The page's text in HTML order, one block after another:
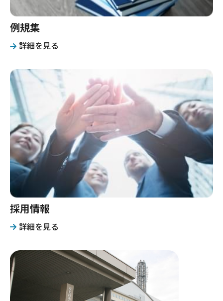
例規集
詳細を見る
採用情報
詳細を見る